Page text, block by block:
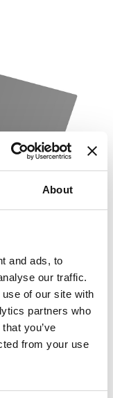
About
and ads, to
our traffic.
of our site with
partners who
you’ve
from your use